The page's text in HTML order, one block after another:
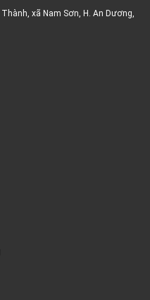
xã Nam Sơn, H. An Dương,